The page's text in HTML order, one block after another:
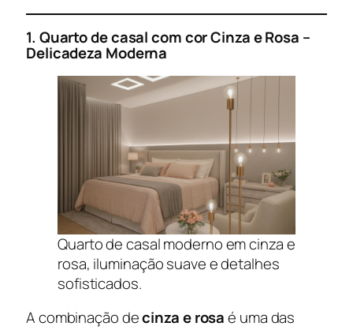
1. Quarto de casal com cor Cinza e Rosa –
Delicadeza Moderna
Quarto de casal moderno em cinza e
rosa, iluminação suave e detalhes
sofisticados.
A combinação decinza e rosaé uma das